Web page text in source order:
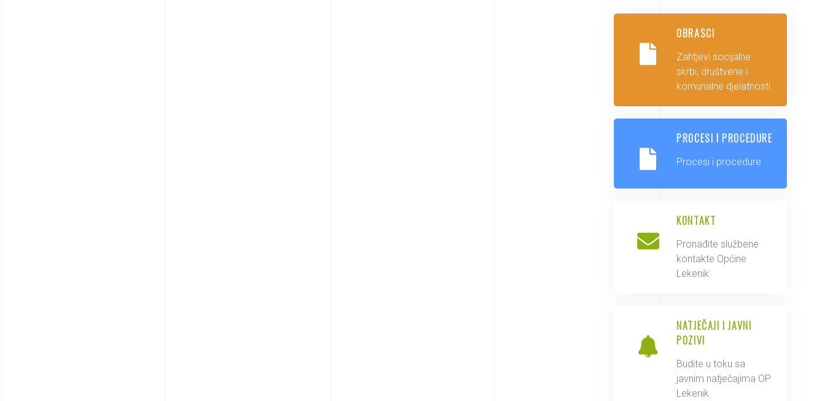
OBRASCI
Zahtjevi socijalne
skrbi, društvene i
komunalne djelatnosti
PROCESI I PROCEDURE
Procesi i procedure
KONTAKT
Pronađite službene
kontakte Općine
Lekenik
NATJEČAJI I JAVNI
POZIVI
Budite u toku sa
javnim natječajima OP
Lekenik